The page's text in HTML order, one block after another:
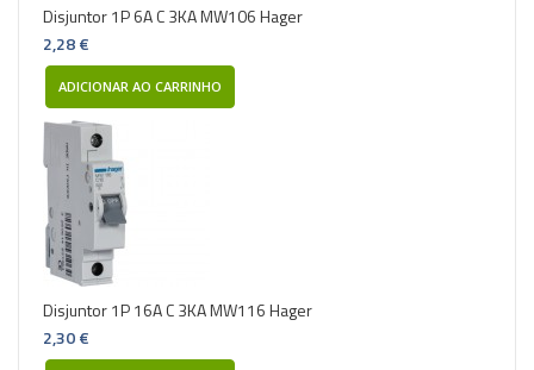
Disjuntor 1P 6A C 3KA MW106 Hager
2,28 €
ADICIONAR AO CARRINHO
Disjuntor 1P 16A C 3KA MW116 Hager
2,30 €